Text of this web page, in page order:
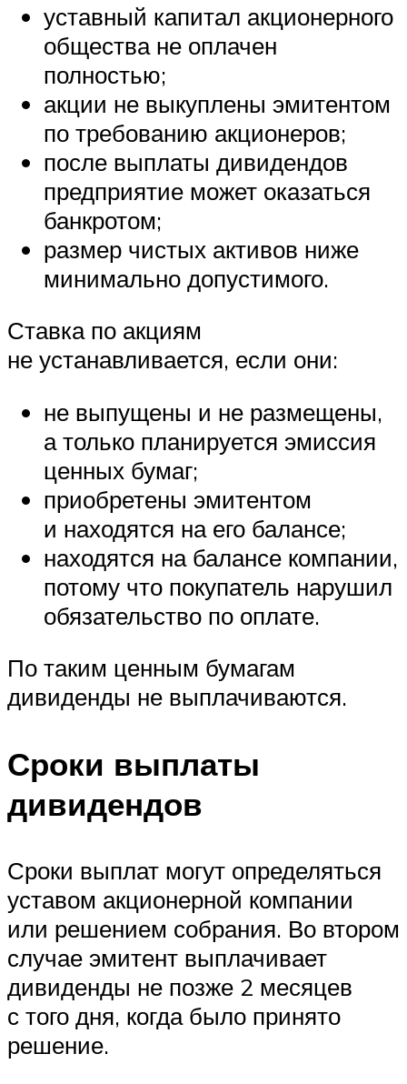
уставный капитал акционерного
общества не оплачен
полностью;
акции не выкуплены эмитентом
по требованию акционеров;
после выплаты дивидендов
предприятие может оказаться
банкротом;
размер чистых активов ниже
минимально допустимого.
Ставка по акциям
не устанавливается, если они:
не выпущены и не размещены,
а только планируется эмиссия
ценных бумаг;
приобретены эмитентом
и находятся на его балансе;
находятся на балансе компании,
потому что покупатель нарушил
обязательство по оплате.
По таким ценным бумагам
дивиденды не выплачиваются.
Сроки выплаты
дивидендов
Сроки выплат могут определяться
уставом акционерной компании
или решением собрания. Во втором
случае эмитент выплачивает
дивиденды не позже 2 месяцев
с того дня, когда было принято
решение.